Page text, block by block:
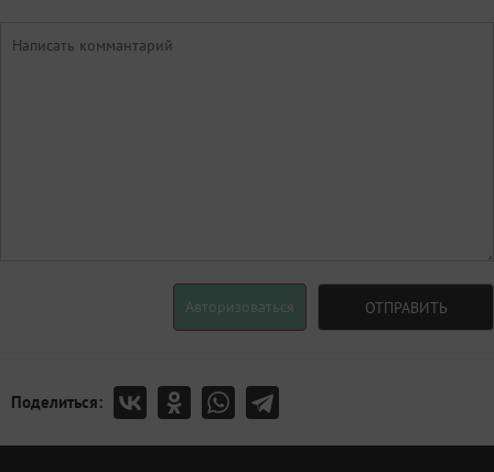
Авторизоваться ОТПРАВИТЬ
Поделиться: